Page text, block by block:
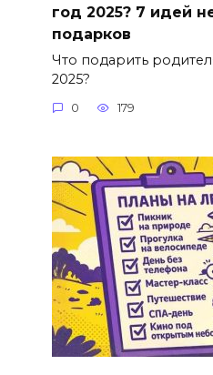
год 2025? 7 идей
подарков
Что подарить
2025?
0 179